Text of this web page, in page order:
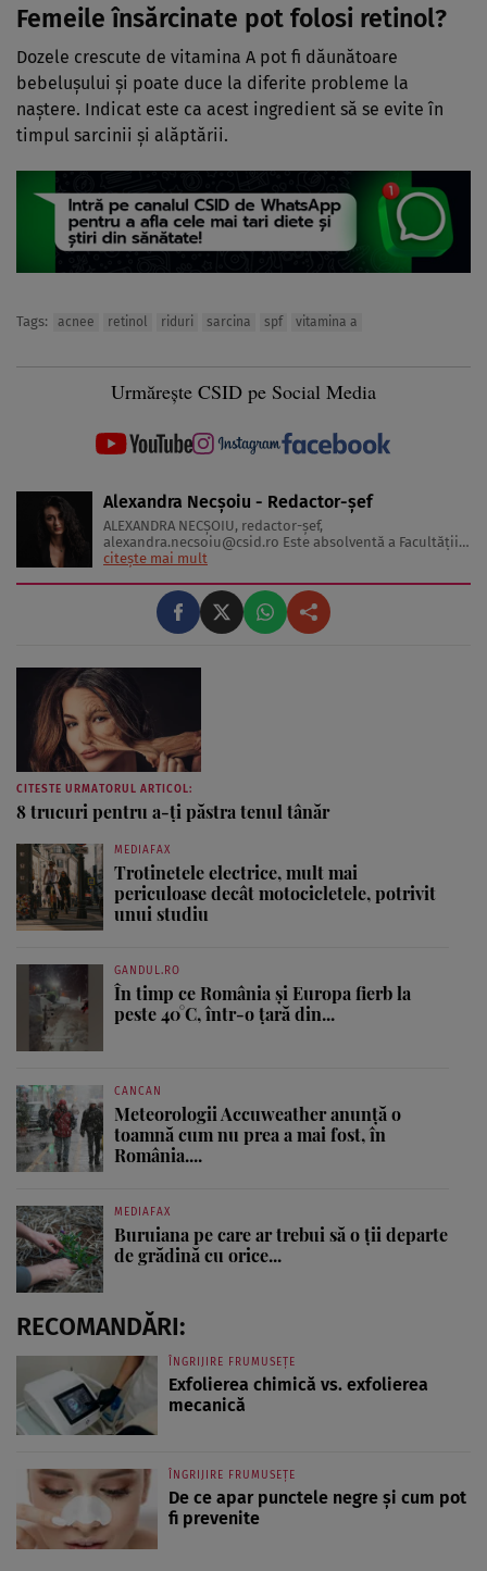
Femeile însărcinate pot folosi retinol?
Dozele crescute de vitamina A pot fi dăunătoare
bebeluşului şi poate duce la diferite probleme la
naştere. Indicat este ca acest ingredient să se evite în
timpul sarcinii şi alăptării.
Tags: acnee retinol riduri sarcina spf vitamina a
Urmărește CSID pe Social Media
Alexandra Necșoiu - Redactor-șef
ALEXANDRA NECŞOIU, redactor-șef,
alexandra.necsoiu@csid.ro Este absolventă a Facultăţii
de Jurnalism şi Ştiinţele Comunicării şi deţine o diplomă
Iubeşte să scrie şi nu se vede făcând altceva, acesta fiind
visul ei încă de pe ...
citește mai mult
CITESTE URMATORUL ARTICOL:
8 trucuri pentru a-ţi păstra tenul tânăr
MEDIAFAX
Trotinetele electrice, mult mai
periculoase decât motocicletele, potrivit
unui studiu
GANDUL.RO
În timp ce România și Europa fierb la
peste 40°C, într-o țară din...
CANCAN
Meteorologii Accuweather anunță o
toamnă cum nu prea a mai fost, în
România....
MEDIAFAX
Buruiana pe care ar trebui să o ții departe
de grădină cu orice...
RECOMANDĂRI:
ÎNGRIJIRE FRUMUSEȚE
Exfolierea chimică vs. exfolierea
mecanică
ÎNGRIJIRE FRUMUSEȚE
De ce apar punctele negre și cum pot
fi prevenite